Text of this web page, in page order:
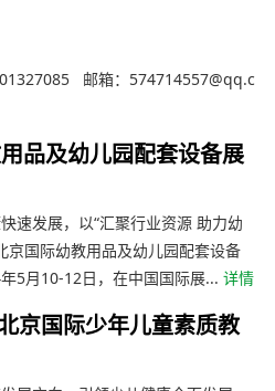
邮箱：574714557@qq.c
品及幼儿园配套设备展
速发展，以“汇聚行业资源 助力幼
京国际幼教用品及幼儿园配套设备
5月10-12日，在中国国际展... 详情
京国际少年儿童素质教